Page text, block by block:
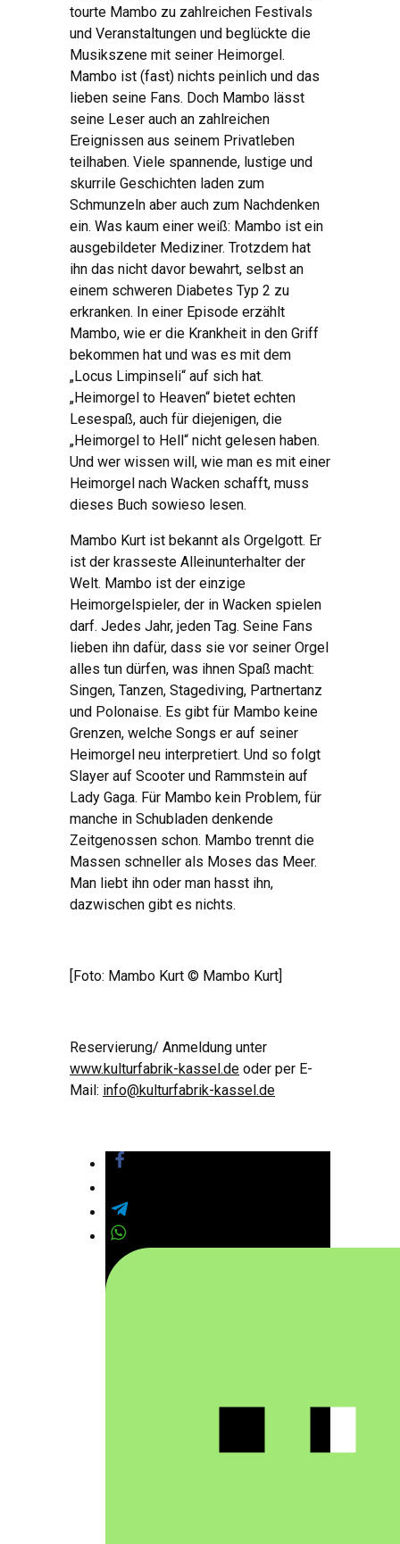
tourte Mambo zu zahlreichen Festivals
und Veranstaltungen und beglückte die
Musikszene mit seiner Heimorgel.
Mambo ist (fast) nichts peinlich und das
lieben seine Fans. Doch Mambo lässt
seine Leser auch an zahlreichen
Ereignissen aus seinem Privatleben
teilhaben. Viele spannende, lustige und
skurrile Geschichten laden zum
Schmunzeln aber auch zum Nachdenken
ein. Was kaum einer weiß: Mambo ist ein
ausgebildeter Mediziner. Trotzdem hat
ihn das nicht davor bewahrt, selbst an
einem schweren Diabetes Typ 2 zu
erkranken. In einer Episode erzählt
Mambo, wie er die Krankheit in den Griff
bekommen hat und was es mit dem
„Locus Limpinseli“ auf sich hat.
„Heimorgel to Heaven“ bietet echten
Lesespaß, auch für diejenigen, die
„Heimorgel to Hell“ nicht gelesen haben.
Und wer wissen will, wie man es mit einer
Heimorgel nach Wacken schafft, muss
dieses Buch sowieso lesen.
Mambo Kurt ist bekannt als Orgelgott. Er
ist der krasseste Alleinunterhalter der
Welt. Mambo ist der einzige
Heimorgelspieler, der in Wacken spielen
darf. Jedes Jahr, jeden Tag. Seine Fans
lieben ihn dafür, dass sie vor seiner Orgel
alles tun dürfen, was ihnen Spaß macht:
Singen, Tanzen, Stagediving, Partnertanz
und Polonaise. Es gibt für Mambo keine
Grenzen, welche Songs er auf seiner
Heimorgel neu interpretiert. Und so folgt
Slayer auf Scooter und Rammstein auf
Lady Gaga. Für Mambo kein Problem, für
manche in Schubladen denkende
Zeitgenossen schon. Mambo trennt die
Massen schneller als Moses das Meer.
Man liebt ihn oder man hasst ihn,
dazwischen gibt es nichts.
[Foto: Mambo Kurt © Mambo Kurt]
Reservierung/ Anmeldung unter
www.kulturfabrik-kassel.de oder per E-
Mail: info@kulturfabrik-kassel.de